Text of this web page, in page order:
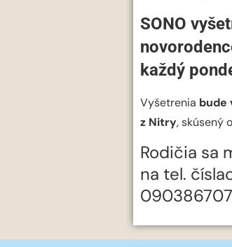
SONO
každý
Vyšetrenia bude
z Nitry, skúsený
Rodičia sa
na tel.